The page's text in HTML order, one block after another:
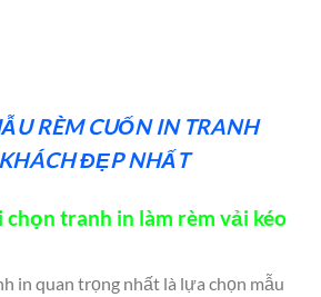
RÈM CUỐN IN TRANH
ĐẸP NHẤT
chọn tranh in làm rèm vải kéo
in quan trọng nhất là lựa chọn mẫu